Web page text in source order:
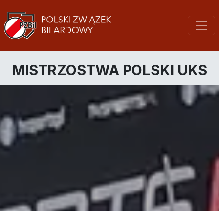
MISTRZOSTWA POLSKI UKS